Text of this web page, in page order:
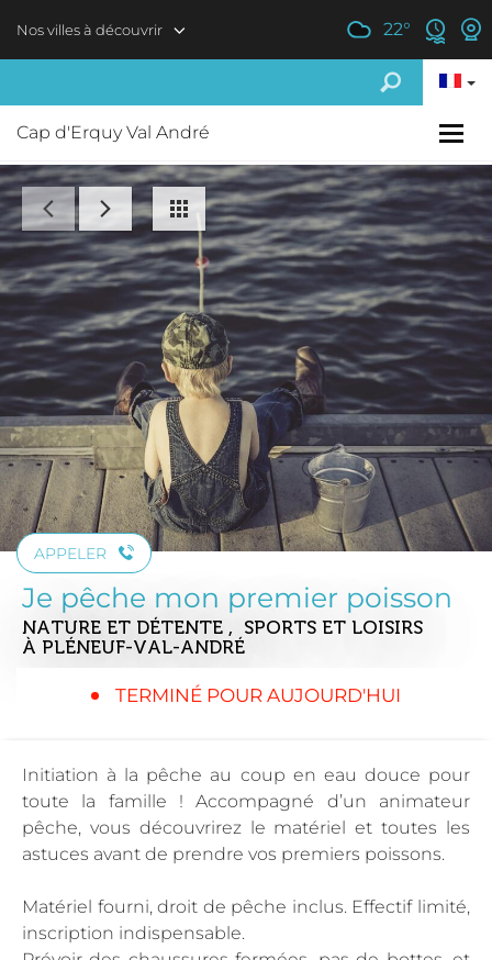
Nos villes à découvrir 22°
Cap d'Erquy Val André
APPELER
Je pêche mon premier poisson
NATURE ET DÉTENTE , SPORTS ET LOISIRS
À PLÉNEUF-VAL-ANDRÉ
TERMINÉ POUR AUJOURD'HUI
Initiation à la pêche au coup en eau douce pour
toute la famille ! Accompagné d’un animateur
pêche, vous découvrirez le matériel et toutes les
astuces avant de prendre vos premiers poissons.
Matériel fourni, droit de pêche inclus. Effectif limité,
inscription indispensable.